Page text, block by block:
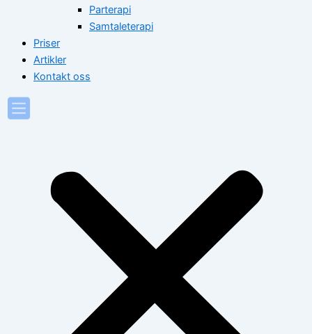
Parterapi
Samtaleterapi
Priser
Artikler
Kontakt oss